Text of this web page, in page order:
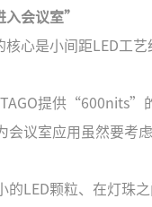
入会议室”
核心是小间距LED工
提供“600nits”
会议室应用虽然要
的LED颗粒、在灯珠